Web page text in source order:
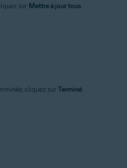
sur Mettre à jour tous
cliquez sur Terminé